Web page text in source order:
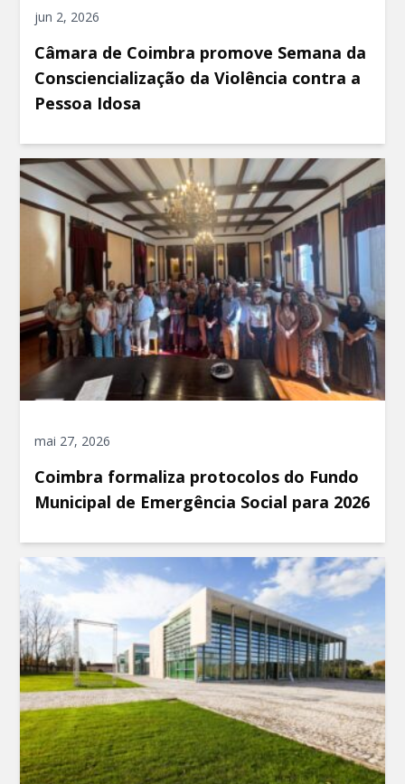
jun 2, 2026
Câmara de Coimbra promove Semana da
Consciencialização da Violência contra a
Pessoa Idosa
mai 27, 2026
Coimbra formaliza protocolos do Fundo
Municipal de Emergência Social para 2026